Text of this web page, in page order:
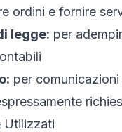
ordini e fornire
legge: per
per
Utilizzati